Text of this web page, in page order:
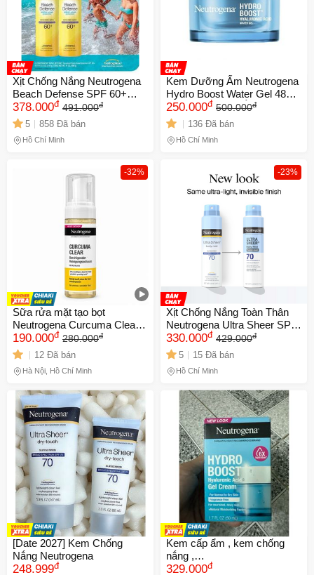
Xịt Chống Nắng Neutrogena
Beach Defense SPF 60+
240g - Bảo Vệ Da Trước Tia
UV, Chống Nước Và Không
Nhờn Rít Cho Mùa Hè Nắng
Nóng
378.000đ 491.000đ
5 858 Đã bán
Hồ Chí Minh
Kem Dưỡng Ẩm Neutrogena
Hydro Boost Water Gel 48g -
Cấp Nước, Giữ Ẩm, Phù
Hợp Mọi Loại Da, Ngăn
Ngừa Lão Hóa, Dưỡng Da
Mềm Mại 610431
250.000đ 500.000đ
136 Đã bán
Hồ Chí Minh
-32%
Sữa rửa mặt tạo bọt
Neutrogena Curcuma Clear
150ml dịu nhẹ làm sạch da
dầu mụn da nhạy cảm
190.000đ 280.000đ
12 Đã bán
Hà Nội, Hồ Chí Minh
-23%
Xịt Chống Nắng Toàn Thân
Neutrogena Ultra Sheer SPF
70 - Kháng Nước, Bảo Vệ
Da, Dễ Dàng Sử Dụng, 141G
330.000đ 429.000đ
5 15 Đã bán
Hồ Chí Minh
[Date 2027] Kem Chống
Nắng Neutrogena
248.999đ
Kem cấp ẩm , kem chống
nắng ,
Neutrogena_ShopSongvy
329.000đ